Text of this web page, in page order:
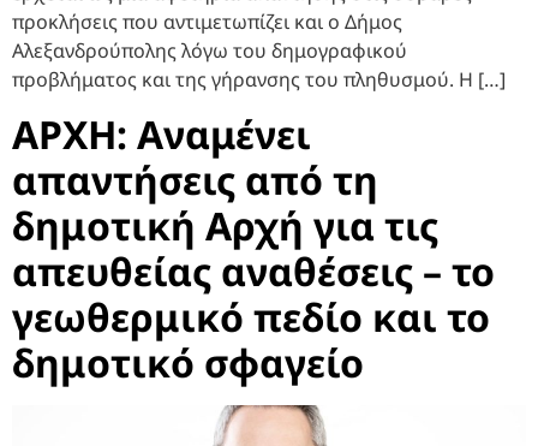
προκλήσεις που αντιμετωπίζει και ο Δήμος
Αλεξανδρούπολης λόγω του δημογραφικού
προβλήματος και της γήρανσης του πληθυσμού. Η […]
ΑΡΧΗ: Αναμένει
απαντήσεις από τη
δημοτική Αρχή για τις
απευθείας αναθέσεις – το
γεωθερμικό πεδίο και το
δημοτικό σφαγείο